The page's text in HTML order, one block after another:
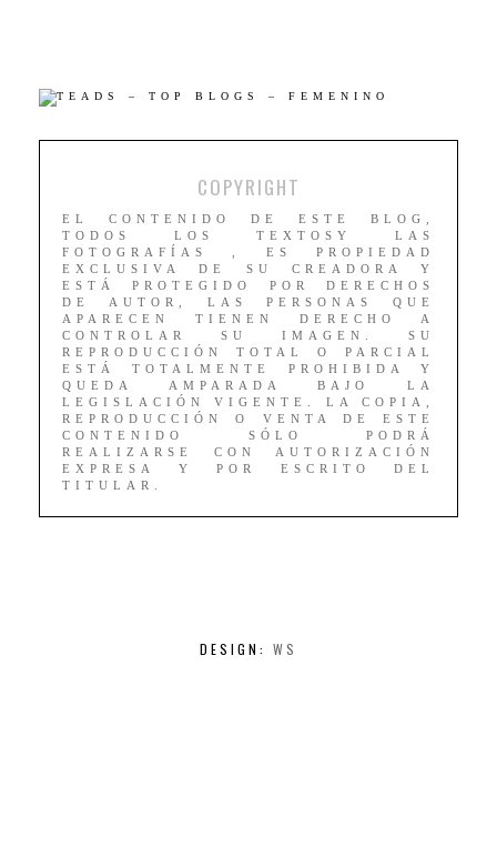
COPYRIGHT
EL CONTENIDO DE ESTE BLOG,
TODOS LOS TEXTOSY LAS
FOTOGRAFÍAS , ES PROPIEDAD
EXCLUSIVA DE SU CREADORA Y
ESTÁ PROTEGIDO POR DERECHOS
DE AUTOR, LAS PERSONAS QUE
APARECEN TIENEN DERECHO A
CONTROLAR SU IMAGEN. SU
REPRODUCCIÓN TOTAL O PARCIAL
ESTÁ TOTALMENTE PROHIBIDA Y
QUEDA AMPARADA BAJO LA
LEGISLACIÓN VIGENTE. LA COPIA,
REPRODUCCIÓN O VENTA DE ESTE
CONTENIDO SÓLO PODRÁ
REALIZARSE CON AUTORIZACIÓN
EXPRESA Y POR ESCRITO DEL
TITULAR.
DESIGN: WS